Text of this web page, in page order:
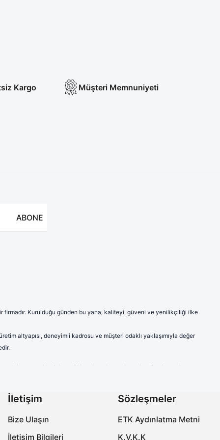
Kargo Müşteri Memnuniyeti
ABONE
firmadır. Kurulduğu günden bu yana, kaliteyi, güveni ve yenilikçiliği ilke
altyapısı, deneyimli kadrosu ve müşteri odaklı yaklaşımıyla değer
seçenekleriyle sağlık çalışanlarına hem konfor hem de
modern ve şık çizgileriyle sektörde fark yaratmaktadır.
ve ter emici kumaşlardan imal edilen ürünlerimiz, uzun süreli
kişisel tercihlerine de hitap etmektedir.
öne çıkmaktadır. Ayak sağlığını koruyan, yorgunluğu
İletişim
Bize Ulaşın
İletişim Bilgileri
Sözleşmeler
ETK Aydınlatma Metni
K.V.K.K